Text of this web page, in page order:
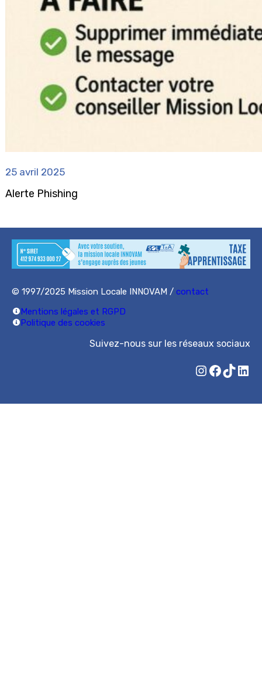
25 avril 2025
Alerte Phishing
© 1997/2025 Mission Locale INNOVAM / contact
Mentions légales et RGPD
Politique des cookies
Suivez-nous sur les réseaux sociaux
Instagram Facebook TikTok LinkedIn